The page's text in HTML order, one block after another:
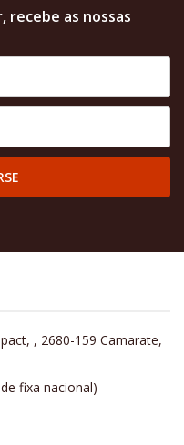
recebe as nossas
, 2680-159 Camarate,
fixa nacional)